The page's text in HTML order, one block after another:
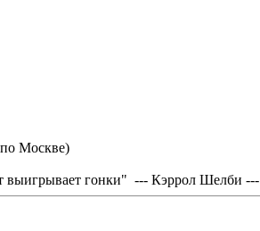
по Москве)
выигрывает гонки" --- Кэррол Шелби ---